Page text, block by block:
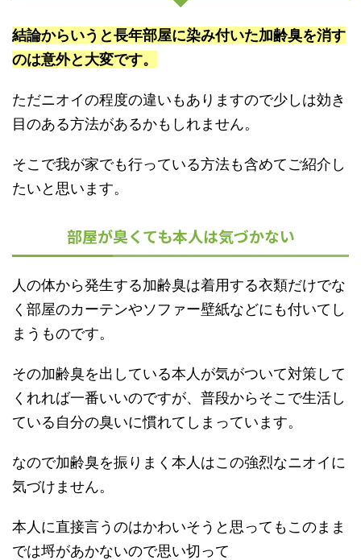
結論からいうと長年部屋に染み付いた加齢臭を消す
のは意外と大変です。
ただニオイの程度の違いもありますので少しは効き
目のある方法があるかもしれません。
そこで我が家でも行っている方法も含めてご紹介し
たいと思います。
部屋が臭くても本人は気づかない
人の体から発生する加齢臭は着用する衣類だけでな
く部屋のカーテンやソファー壁紙などにも付いてし
まうものです。
その加齢臭を出している本人が気がついて対策して
くれれば一番いいのですが、普段からそこで生活し
ている自分の臭いに慣れてしまっています。
なので加齢臭を振りまく本人はこの強烈なニオイに
気づけません。
本人に直接言うのはかわいそうと思ってもこのまま
では埒があかないので思い切って